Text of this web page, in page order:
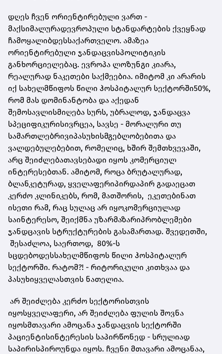
დღეს ჩვენ ორიენტირებული ვართ -
მაქსიმალურადევროპული სტანდარტების ქვეყნად
ჩამოყალიბდესსაქართველო. ამაზეა
ორიენტირებული ჯანდაცვისპოლიტიკის
განხორციელებაც. ევროპა ლოზუნგი კიარა,
რეალურად ნაკეთები საქმეებია. იმიტომ კი არარის
იქ სახელმწიფოს წილი ჰოსპიტალურ სექტორში50%,
რომ მას დომინანტობა და აქედან
შემოსავლისმიღება სურს, უბრალოდ, ჯანდაცვა
სპეციფიკურისივრცეა, სავსე - მორალური თუ
სამართლებრივიპასუხისმგებლობებითა და
ვალდებულებებით, რომელიც, ხშირ შემთხვევაში,
არც შეიძლებათავსებადი იყოს კომერციულ
ინტერესებთან. ამიტომ, როცა ბრუტალურად,
ბლანკეტურად, ყველაფერიპირდაპირ გადაეცათ
კერძო კლინიკებს, რომ, მათშორის, ეკეთებინათ
ისეთი რამ, რაც სულაც არ იყოკომერციულად
საინტერესო, შეიქმნა უზარმაზარიპრობლემები
ჯანდცავის სტრუქტურების გასამართად. შვედეთში,
შესაძლოა, საერთოდ, 80%-ს
სცდებოდესსახელმწიფოს წილი ჰოსპიტალურ
სექტორში. რატომ?! - რიტორიკული კითხვაა და
პასუხიყველასთვის ნათელია.
არ შეიძლება კერძო სექტორისთვის
იყოსყველაფერი, არ შეიძლება ფულის შოვნა
იყოსმთავარი ამოცანა ჯანდაცვის სექტორში
პაციენტისინტერესის საპირწონედ - სრულიად
საპირისპიროუნდა იყოს. ჩვენი მთავარი ამოცანაა,